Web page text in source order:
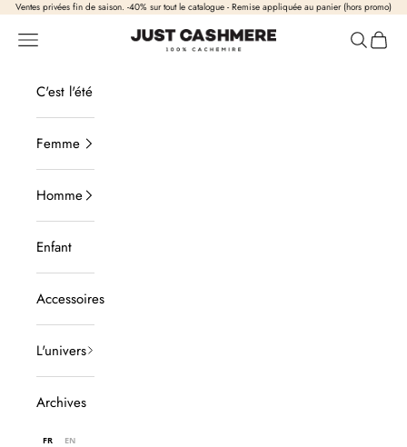
Passer au contenu
Ventes privées fin de saison. -40% sur tout le catalogue - Remise appliquée au panier (hors promo)
Just Cashmere
Ouvrir la navigation Ouvrir la
Voir
C'est l'été
Femme
Homme
Enfant
Accessoires
L'univers
Archives
FR EN